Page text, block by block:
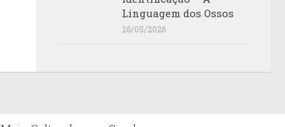
Linguagem dos Ossos
26/05/2026